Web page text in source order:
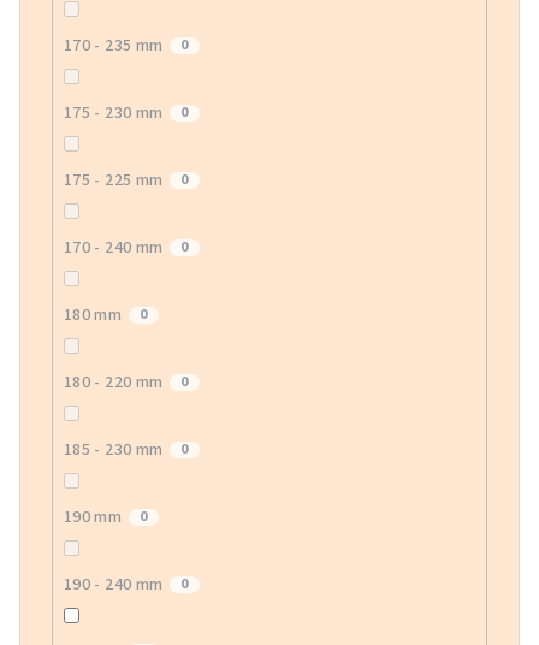
170 - 235 mm 0
175 - 230 mm 0
175 - 225 mm 0
170 - 240 mm 0
180 mm 0
180 - 220 mm 0
185 - 230 mm 0
190 mm 0
190 - 240 mm 0